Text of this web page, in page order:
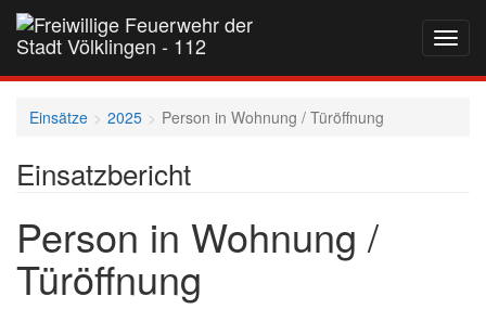
auf-
und
Einsätze 2025 Person in Wohnung / Türöffnung
Einsatzbericht
Person in Wohnung /
Türöffnung